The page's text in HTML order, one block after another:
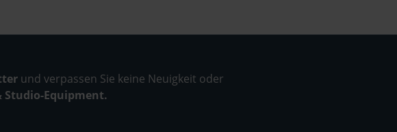
und verpassen Sie keine Neuigkeit oder
Studio-Equipment.